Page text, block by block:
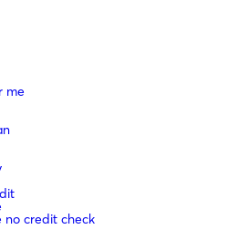
me
no credit check